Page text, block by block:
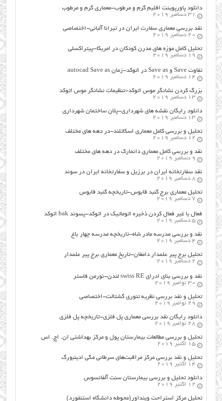
دانلود پاورپوینت اقلیم گرم و مرطوب-معماری گرم و مرطوب
31 دسامبر 2019
نقد بررسی معماری سفارت ایران در تیرانا آلبانی-اختصاصی
20 دسامبر 2019
تحلیل کامل موزه های مدرن کودکان در امریکا-پیتراکسلی
19 دسامبر 2019
تفاوت Save و Save as در اتوکد-زمان autocad Save as
14 دسامبر 2019
بزرگ کردن نشانگر موس اتوکد-تنظیمات نشانگر موس اتوکد
13 دسامبر 2019
دانلود رایگان نقشه های شهرداری-پلان ساختمان شهرداری
13 دسامبر 2019
تحلیل و بررسی کامل معماری اسکاتلند-در دهه های مختلف
12 دسامبر 2019
نقد و بررسی کامل معماری دانمارک در دهه های مختلف
9 دسامبر 2019
نقد سفارتخانه ایران در برزیل و سفارتخانه ایران در سوئد
8 دسامبر 2019
تحلیل معماری برج گنبد قابوس-تاریخچه گنبد قابوس
7 دسامبر 2019
فعال یا غیر فعال کردن ذخیره اتوماتیک در اتوکد-پسوند bak اتوکد
5 دسامبر 2019
نقد و بررسی مدرسه مادر شاه-تاریخچه مدرسه چهار باغ
4 دسامبر 2019
تحلیل برج پیر علمدار دامغان-تاریخ معماری برج پیر علمدار
2 دسامبر 2019
نقد و بررسی بنای ادرای swiss RE لندن-نورمن فاستر
30 نوامبر 2019
تحلیل و نقد بررسی نظریه تئوری گشتالت-اختصاصی
29 نوامبر 2019
دانلود رایگان نقد بررسی معماری پل فلزی-تاریخچه پل فلزی
28 نوامبر 2019
تحلیل و بررسی مطالعات بیمارستان پول و مرکز بهداشتی ان. اچ. اس
15 اکتبر 2019
تحلیل و نقد بررسی مرکز مراقبت‌های سرطانی مگی ادینبورگ
14 اکتبر 2019
دانلود تحلیل و بررسی بیمارستان سنت آلفانسوس
12 اکتبر 2019
تحلیل مرکز استراحت وینداور(محوطه دانشگاه استنفورد)